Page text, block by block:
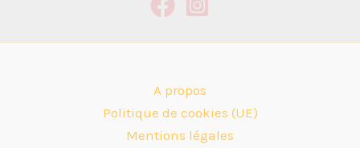
A propos
Politique de cookies (UE)
Mentions légales